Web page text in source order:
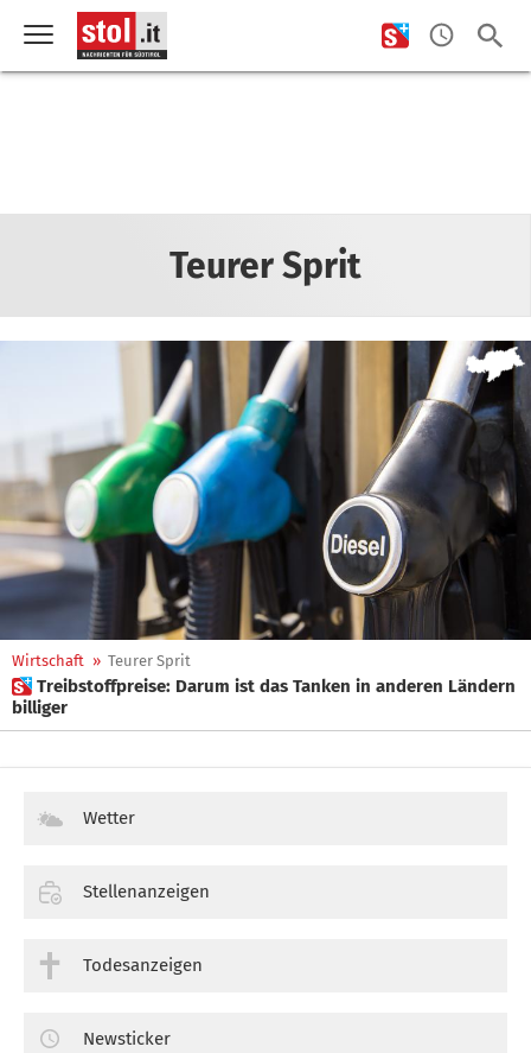
Teurer Sprit
Wirtschaft » Teurer Sprit
 Treibstoffpreise: Darum ist das Tanken in anderen Ländern
billiger
Wetter
Stellenanzeigen
Todesanzeigen
Newsticker